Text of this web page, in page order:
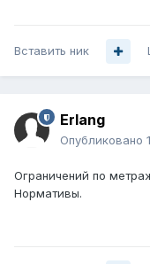
Вставить ник
Erlang
Опубликовано
Ограничений по
Нормативы.